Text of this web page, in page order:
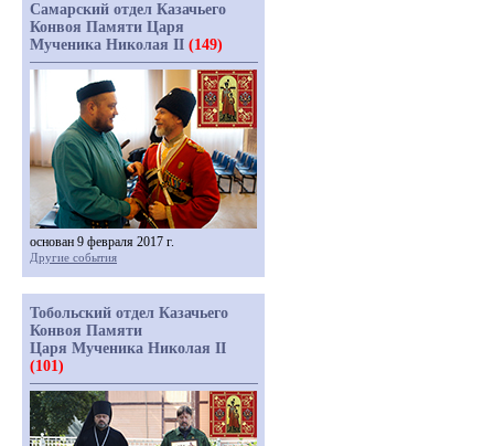
Самарский отдел Казачьего
Конвоя Памяти Царя
Мученика Николая II (149)
основан 9 февраля 2017 г.
Другие события
Тобольский отдел Казачьего
Конвоя Памяти
Царя Мученика Николая II
(101)